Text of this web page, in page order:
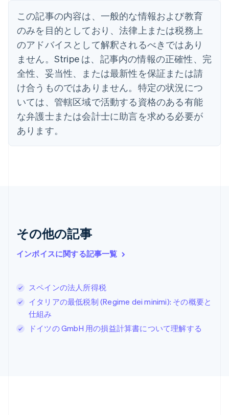
この記事の内容は、一般的な情報および教育
のみを目的としており、法律上または税務上
のアドバイスとして解釈されるべきではあり
ません。Stripe は、記事内の情報の正確性、完
全性、妥当性、または最新性を保証または請
け合うものではありません。特定の状況につ
いては、管轄区域で活動する資格のある有能
な弁護士または会計士に助言を求める必要が
あります。
その他の記事
インボイスに関する記事一覧
スペインの法人所得税
イタリアの最低税制 (Regime dei minimi): その概要と
仕組み
ドイツの GmbH 用の損益計算書について理解する
イギリス
English
イタリア
ItalianoEnglish
インド
English
エストニア
English
オーストラリア
English
オーストリア
オランダ
NederlandsEnglish
EnglishItaliano
ジブラルタル
English
シンガポール
DeutschFrançais ItalianoEnglish
スウェーデン
Svenska
EspañolEnglish